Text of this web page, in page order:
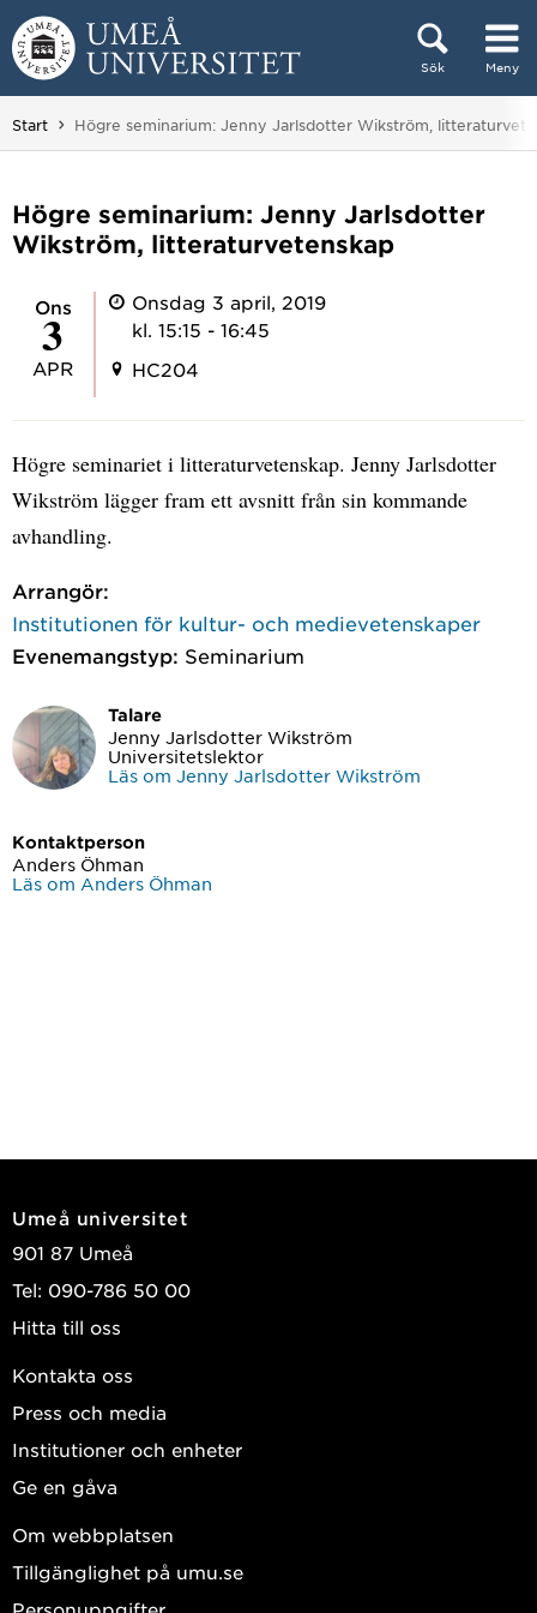
Hoppa direkt till innehållet
Sök Meny
Huvudmenyn dold.
Start Du är här:
Högre seminarium: Jenny Jarlsdotter Wikström,
Högre seminarium: Jenny Jarlsdotter
Wikström, litteraturvetenskap
ons
3
APR
Onsdag 3 april, 2019
kl. 15:15 - 16:45
HC204
Högre seminariet i litteraturvetenskap. Jenny Jarlsdotter
Wikström lägger fram ett avsnitt från sin kommande
avhandling.
Arrangör:
Institutionen för kultur- och medievetenskaper
Evenemangstyp: Seminarium
Talare
Jenny Jarlsdotter Wikström
Universitetslektor
Läs om Jenny Jarlsdotter Wikström
Kontaktperson
Anders Öhman
Läs om Anders Öhman
Umeå universitet
901 87 Umeå
Tel: 090-786 50 00
Hitta till oss
Kontakta oss
Press och media
Institutioner och enheter
Ge en gåva
Om webbplatsen
Tillgänglighet på umu.se